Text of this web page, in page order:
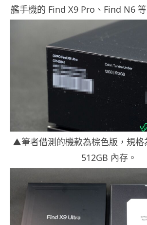
艦手機的 Find X9 Pro、Find N6
▲筆者借測的機款為棕色版，規格
512GB 內存。